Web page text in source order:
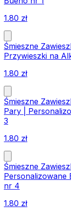
1.80 zł
Śmieszne
Przywieszki na
1.80 zł
Śmieszne
Pary |
3
1.80 zł
Śmieszne
Personalizowane
nr 4
1.80 zł